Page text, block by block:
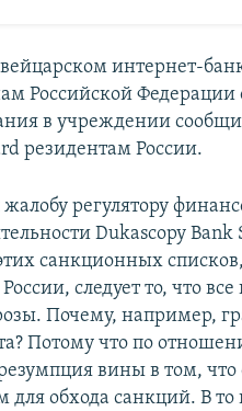
интернет-
Российской Федерации
в учреждении
резидентам России.
регулятору
Dukascopy Bank
санкционных
следует то, что
Почему, например,
Потому что по
вины в том, что
обхода санкций. В то